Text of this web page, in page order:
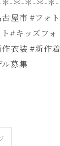
屋市 #フォ
#キッズフォ
衣装 #新作
募集